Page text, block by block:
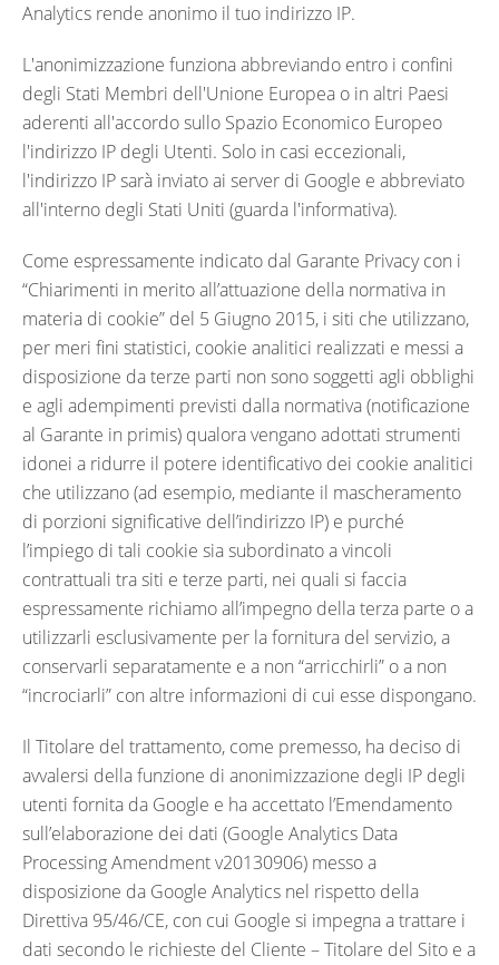
Analytics rende anonimo il tuo indirizzo IP.
L'anonimizzazione funziona abbreviando entro i confini
degli Stati Membri dell'Unione Europea o in altri Paesi
aderenti all'accordo sullo Spazio Economico Europeo
l'indirizzo IP degli Utenti. Solo in casi eccezionali,
l'indirizzo IP sarà inviato ai server di Google e abbreviato
all'interno degli Stati Uniti (guarda l'informativa).
Come espressamente indicato dal Garante Privacy con i
“Chiarimenti in merito all’attuazione della normativa in
materia di cookie” del 5 Giugno 2015, i siti che utilizzano,
per meri fini statistici, cookie analitici realizzati e messi a
disposizione da terze parti non sono soggetti agli obblighi
e agli adempimenti previsti dalla normativa (notificazione
al Garante in primis) qualora vengano adottati strumenti
idonei a ridurre il potere identificativo dei cookie analitici
che utilizzano (ad esempio, mediante il mascheramento
di porzioni significative dell’indirizzo IP) e purché
l’impiego di tali cookie sia subordinato a vincoli
contrattuali tra siti e terze parti, nei quali si faccia
espressamente richiamo all’impegno della terza parte o a
utilizzarli esclusivamente per la fornitura del servizio, a
conservarli separatamente e a non “arricchirli” o a non
“incrociarli” con altre informazioni di cui esse dispongano.
Il Titolare del trattamento, come premesso, ha deciso di
avvalersi della funzione di anonimizzazione degli IP degli
utenti fornita da Google e ha accettato l’Emendamento
sull’elaborazione dei dati (Google Analytics Data
Processing Amendment v20130906) messo a
disposizione da Google Analytics nel rispetto della
Direttiva 95/46/CE, con cui Google si impegna a trattare i
dati secondo le richieste del Cliente – Titolare del Sito e a